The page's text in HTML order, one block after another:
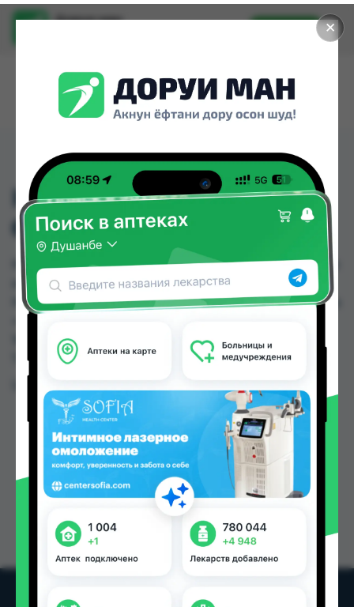
✕
Доруи ман
Установить
КАРВЕДИЛОЛ ТБ
6,25МГ №30
КАРВЕДИЛОЛ ТБ 6,25МГ №30 можно купить или
заказать в аптеках, GS Дорухона, Абубакри
Карим, Авиценна, АЗИЗ ВАКО , Алишер-К, Аптека
16.10 TJS в Душанбе и других городах
Таджикистана